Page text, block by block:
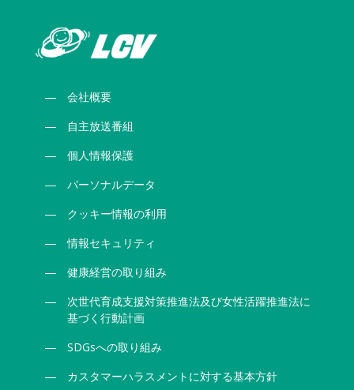
会社概要
自主放送番組
個人情報保護
パーソナルデータ
クッキー情報の利用
情報セキュリティ
健康経営の取り組み
次世代育成支援対策推進法及び女性活躍推進法に
基づく行動計画
SDGsへの取り組み
カスタマーハラスメントに対する基本方針